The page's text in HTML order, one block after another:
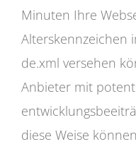
Minuten Ihre
Alterskennzeichen
de.xml versehen
Anbieter mit
diese Weise